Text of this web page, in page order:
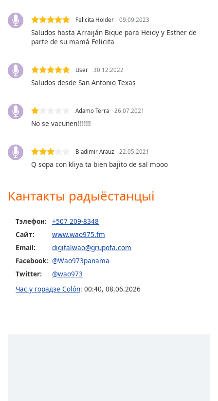
subtitles
off
selected
Track
Fullscreen
This
modal
window.
Escape
cancel
close
window.
Felicita Holder 09.09.2023
Saludos hasta Arraiján Bique para Heidy y Esther de
parte de su mamá Felicita
User 30.12.2022
Saludos desde San Antonio Texas
Adamo Terra 26.07.2021
No se vacunen!!!!!!!
Bladimir Arauz 22.05.2021
Q sopa con kliya ta bien bajito de sal mooo
Кантакты радыёстанцыі
Тэлефон:
+507 209-8348
Сайт:
www.wao975.fm
Email:
digitalwao@grupofa.com
Facebook: @Wao973panama
Twitter:
@wao973
Час у горадзе Colón: 00:40, 08.06.2026